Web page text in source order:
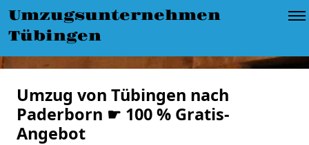
Umzugsunternehmen
Tübingen
Umzug von Tübingen nach
Paderborn ☛ 100 % Gratis-
Angebot